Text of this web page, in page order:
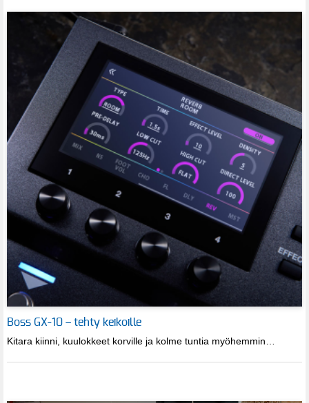
Boss GX-10 – tehty keikoille
Kitara kiinni, kuulokkeet korville ja kolme tuntia myöhemmin…